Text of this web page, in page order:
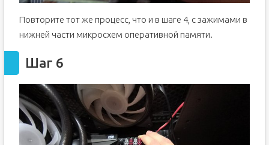
Повторите тот же процесс, что и в шаге 4, с зажимами в
нижней части микросхем оперативной памяти.
Шаг 6